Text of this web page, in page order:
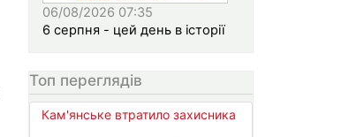
06/08/2026 07:35
6 серпня - цей день в історії
Топ переглядів
Кам'янське втратило захисника